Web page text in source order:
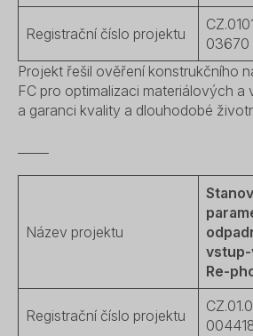
Registrační číslo projektu
03670
Projekt řešil ověření konstrukčního
FC pro optimalizaci materiálových a
a garanci kvality a dlouhodobé
Název projektu
vstup-
Re-
Registrační číslo projektu